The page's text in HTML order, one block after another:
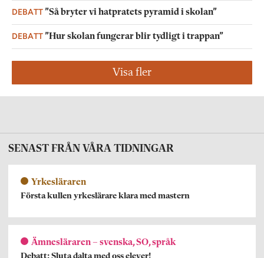
DEBATT”Så bryter vi hatpratets pyramid i skolan”
DEBATT”Hur skolan fungerar blir tydligt i trappan”
Visa fler
SENAST FRÅN VÅRA TIDNINGAR
Yrkesläraren
Första kullen yrkeslärare klara med mastern
Ämnesläraren – svenska, SO, språk